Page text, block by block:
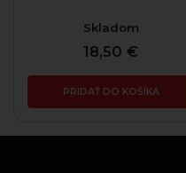
Skladom
18,50 €
PRIDAŤ DO KOŠÍKA